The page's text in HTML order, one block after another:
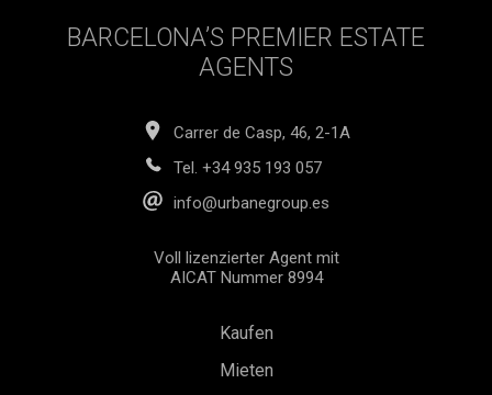
BARCELONA’S PREMIER ESTATE
AGENTS
Carrer de Casp, 46, 2-1A
Tel. +34 935 193 057
info@urbanegroup.es
Voll lizenzierter Agent mit
AICAT Nummer 8994
Kaufen
Mieten